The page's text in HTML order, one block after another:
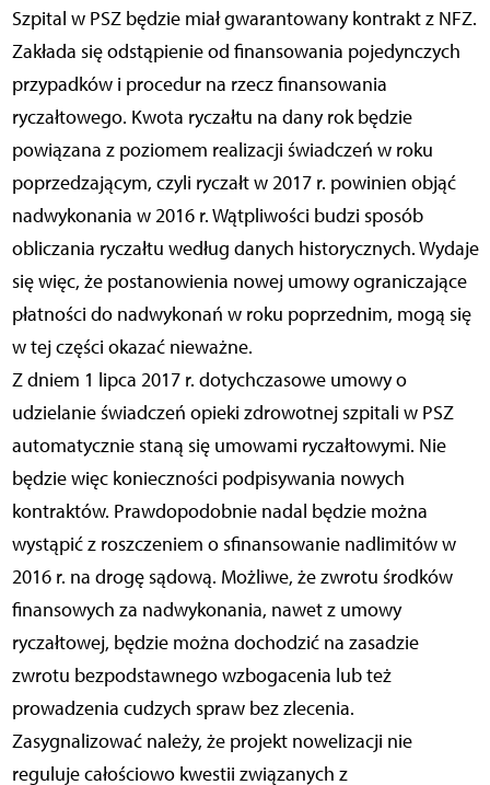
Szpital w PSZ będzie miał gwarantowany kontrakt z NFZ.
Zakłada się odstąpienie od finansowania pojedynczych
przypadków i procedur na rzecz finansowania
ryczałtowego. Kwota ryczałtu na dany rok będzie
powiązana z poziomem realizacji świadczeń w roku
poprzedzającym, czyli ryczałt w 2017 r. powinien objąć
nadwykonania w 2016 r. Wątpliwości budzi sposób
obliczania ryczałtu według danych historycznych. Wydaje
się więc, że postanowienia nowej umowy ograniczające
płatności do nadwykonań w roku poprzednim, mogą się
w tej części okazać nieważne.
Z dniem 1 lipca 2017 r. dotychczasowe umowy o
udzielanie świadczeń opieki zdrowotnej szpitali w PSZ
automatycznie staną się umowami ryczałtowymi. Nie
będzie więc konieczności podpisywania nowych
kontraktów. Prawdopodobnie nadal będzie można
wystąpić z roszczeniem o sfinansowanie nadlimitów w
2016 r. na drogę sądową. Możliwe, że zwrotu środków
finansowych za nadwykonania, nawet z umowy
ryczałtowej, będzie można dochodzić na zasadzie
zwrotu bezpodstawnego wzbogacenia lub też
prowadzenia cudzych spraw bez zlecenia.
Zasygnalizować należy, że projekt nowelizacji nie
reguluje całościowo kwestii związanych z